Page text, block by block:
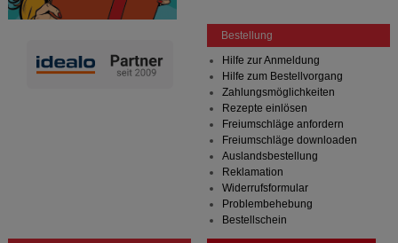
Bestellung
Hilfe zur Anmeldung
Hilfe zum Bestellvorgang
Zahlungsmöglichkeiten
Rezepte einlösen
Freiumschläge anfordern
Freiumschläge downloaden
Auslandsbestellung
Reklamation
Widerrufsformular
Problembehebung
Bestellschein